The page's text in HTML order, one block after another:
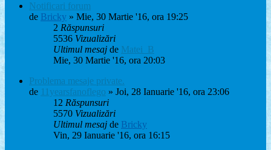
Notificari forum
de Bricky » Mie, 30 Martie '16, ora 19:25
2 Răspunsuri
5536 Vizualizări
Ultimul mesaj de Matei_B
Mie, 30 Martie '16, ora 20:03
Problema mesaje private.
de 11yearsfanoflego » Joi, 28 Ianuarie '16, ora 23:06
12 Răspunsuri
5570 Vizualizări
Ultimul mesaj de Bricky
Vin, 29 Ianuarie '16, ora 16:15